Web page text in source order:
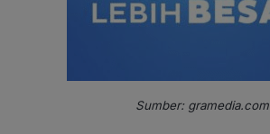
Sumber: gramedia.com